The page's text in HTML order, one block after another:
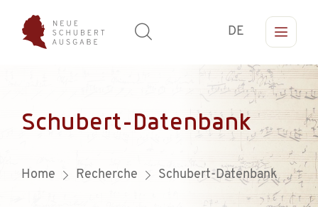
DE
Schubert-Datenbank
Home Recherche Schubert-Datenbank